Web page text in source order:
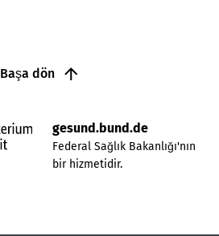
Başa dön
gesund.bund.de
Federal Sağlık Bakanlığı'nın
bir hizmetidir.